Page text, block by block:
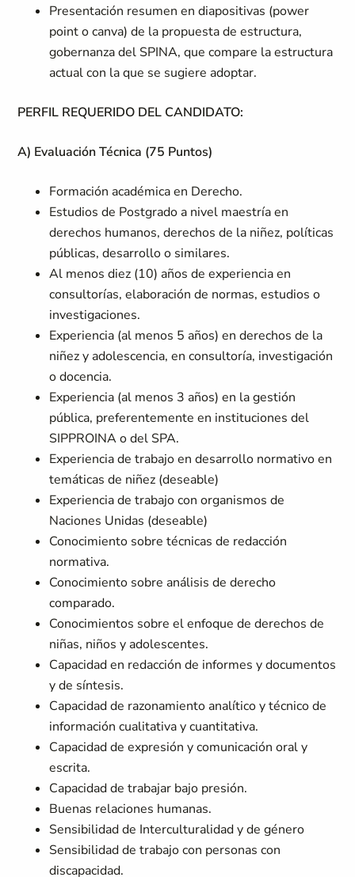
Presentación resumen en diapositivas (power
point o canva) de la propuesta de estructura,
gobernanza del SPINA, que compare la estructura
actual con la que se sugiere adoptar.
PERFIL REQUERIDO DEL CANDIDATO:
A) Evaluación Técnica (75 Puntos)
Formación académica en Derecho.
Estudios de Postgrado a nivel maestría en
derechos humanos, derechos de la niñez, políticas
públicas, desarrollo o similares.
Al menos diez (10) años de experiencia en
consultorías, elaboración de normas, estudios o
investigaciones.
Experiencia (al menos 5 años) en derechos de la
niñez y adolescencia, en consultoría, investigación
o docencia.
Experiencia (al menos 3 años) en la gestión
pública, preferentemente en instituciones del
SIPPROINA o del SPA.
Experiencia de trabajo en desarrollo normativo en
temáticas de niñez (deseable)
Experiencia de trabajo con organismos de
Naciones Unidas (deseable)
Conocimiento sobre técnicas de redacción
normativa.
Conocimiento sobre análisis de derecho
comparado.
Conocimientos sobre el enfoque de derechos de
niñas, niños y adolescentes.
Capacidad en redacción de informes y documentos
y de síntesis.
Capacidad de razonamiento analítico y técnico de
información cualitativa y cuantitativa.
Capacidad de expresión y comunicación oral y
escrita.
Capacidad de trabajar bajo presión.
Buenas relaciones humanas.
Sensibilidad de Interculturalidad y de género
Sensibilidad de trabajo con personas con
discapacidad.